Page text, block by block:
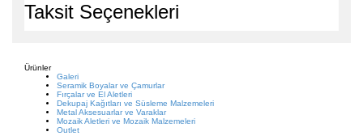
Taksit Seçenekleri
Ürünler
Galeri
Seramik Boyalar ve Çamurlar
Fırçalar ve El Aletleri
Dekupaj Kağıtları ve Süsleme Malzemeleri
Metal Aksesuarlar ve Varaklar
Mozaik Aletleri ve Mozaik Malzemeleri
Outlet